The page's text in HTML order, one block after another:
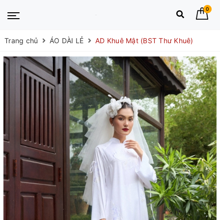
0
Trang chủ ÁO DÀI LẺ AD Khuê Mật (BST Thư Khuê)